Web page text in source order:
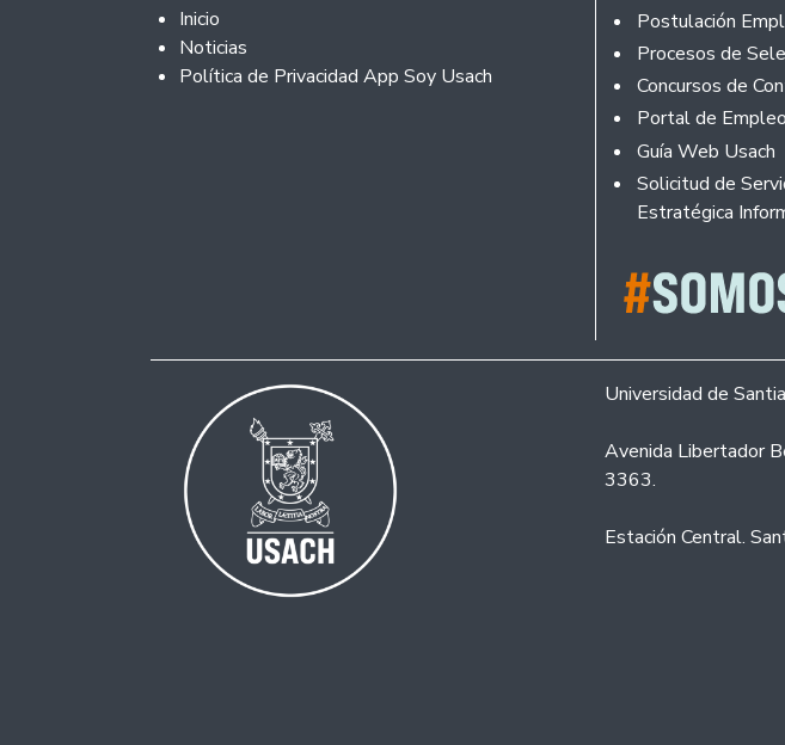
Footer 2
Inicio
Noticias
Política de Privacidad App Soy Usach
Rodapé
Postulación
Procesos de
Concursos de
Portal de
Guía Web Usach
Solicitud de
Estratégica
Universidad de
Avenida Libertador
3363.
Estación Central.